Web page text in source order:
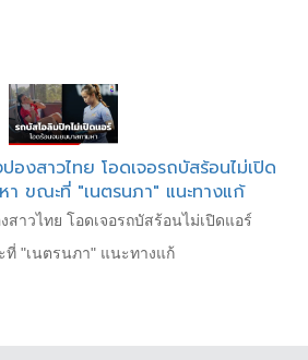
งสาวไทย โอดเจอรถบัสร้อนไม่เปิด
ขณะที่ "เนตรนภา" แนะทางแก้
าวไทย โอดเจอรถบัสร้อนไม่เปิดแอร์
"เนตรนภา" แนะทางแก้